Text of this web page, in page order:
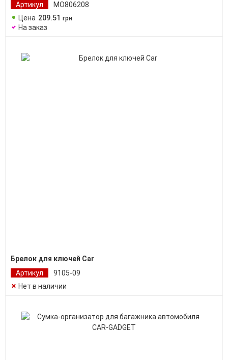
Артикул
MO806208
Цена 209.51 грн
На заказ
Брелок для ключей Car
Артикул
9105-09
Нет в наличии